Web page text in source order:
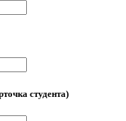
студента)